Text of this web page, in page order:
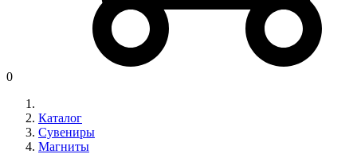
0
Каталог
Сувениры
Магниты